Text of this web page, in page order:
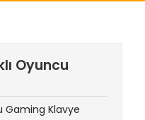
Oyuncu
Gaming Klavye